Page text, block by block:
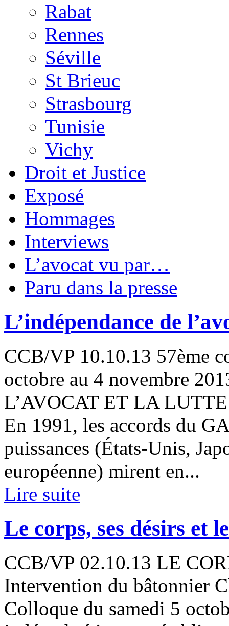
Rabat
Rennes
Séville
St Brieuc
Strasbourg
Tunisie
Vichy
Droit et Justice
Exposé
Hommages
Interviews
L’avocat vu par…
Paru dans la presse
L’indépendance de
CCB/VP 10.10.13 57ème
octobre au 4 novembre
L’AVOCAT ET LA
En 1991, les accords du
puissances (États-Unis,
européenne) mirent en...
Lire suite
Le corps, ses désirs et
CCB/VP 02.10.13 LE
Intervention du bâtonnier
Colloque du samedi 5